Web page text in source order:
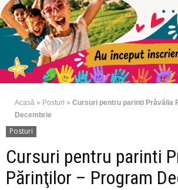
Acasă » Posturi » Cursuri pentru parinti Prăvălia
Decembrie
Posturi
Cursuri pentru parinti
Părinţilor – Program